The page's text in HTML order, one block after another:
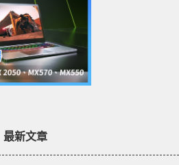
最新文章